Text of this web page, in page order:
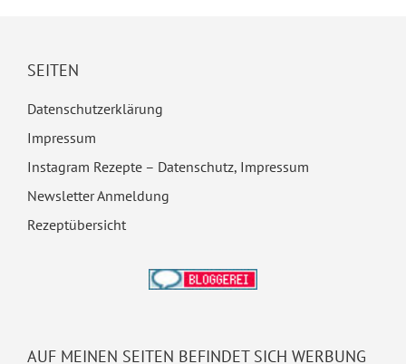
SEITEN
Datenschutzerklärung
Impressum
Instagram Rezepte – Datenschutz, Impressum
Newsletter Anmeldung
Rezeptübersicht
AUF MEINEN SEITEN BEFINDET SICH WERBUNG